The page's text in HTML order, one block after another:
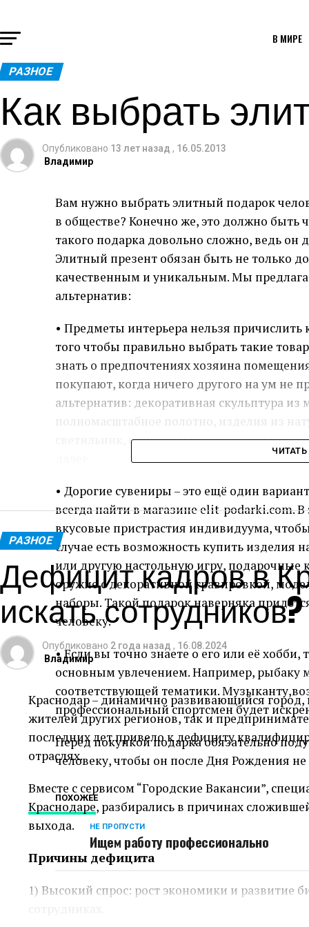
В МИРЕ
РАЗНОЕ
Как выбрать
Опубликовано 13 лет назад , 16.05.2013
Владимир
Вам нужно выбрать элитный подарок
в обществе? Конечно же, это должно быть
такого подарка довольно сложно, ведь он
Элитный презент обязан быть не только
качественным и уникальным. Мы
альтернатив:
• Предметы интерьера нельзя
того чтобы правильно выбрать такие
знать о предпочтениях хозяина
покупают, когда ничего другого на ум не
альтернатив: декоративная скульптура
полномасштабное полотно, изделия из
светильник, оригинальные настенные
• Дорогие сувениры – это ещё один
всегда найти в магазине elit-podarki.com.
вкусовые пристрастия индивидуума,
случае есть возможность купить
или другую настольную игру, подарочные
оружие с декоративной гравировкой,
наборы. Такой подарок наверняка
человеку.
• Если вы точно знаете о его или её
основным увлечением. Например, рыбаку
соответствующей тематики.
профессиональный спортсмен будет
Перед покупкой подарка обязательно
человеку, чтобы он после Дня Рождения не
ПОХОЖЕЕ
НЕ ПРОПУСТИ
Ищем работу профессионально
РАЗНОЕ
Дефицит кадров в
искать сотрудников?
Опубликовано 2 года назад , 16.08.2024
Владимир
Краснодар – динамично развивающийся
жителей других регионов, так и
последних лет привело к дефициту
отраслях.
Вместе с сервисом “Городские Вакансии”,
Краснодаре, разбирались в причинах
выхода.
Причины дефицита
1) Высокий спрос: рост экономики и развитие